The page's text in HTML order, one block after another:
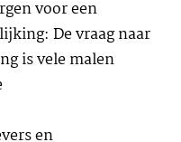
voor een
De vraag naar
is vele malen
en